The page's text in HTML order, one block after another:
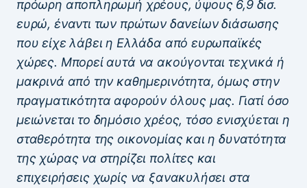
πρόωρη αποπληρωμή χρέους, ύψους 6,9 δισ.
ευρώ, έναντι των πρώτων δανείων διάσωσης
που είχε λάβει η Ελλάδα από ευρωπαϊκές
χώρες. Μπορεί αυτά να ακούγονται τεχνικά ή
μακρινά από την καθημερινότητα, όμως στην
πραγματικότητα αφορούν όλους μας. Γιατί όσο
μειώνεται το δημόσιο χρέος, τόσο ενισχύεται η
σταθερότητα της οικονομίας και η δυνατότητα
της χώρας να στηρίζει πολίτες και
επιχειρήσεις χωρίς να ξανακυλήσει στα